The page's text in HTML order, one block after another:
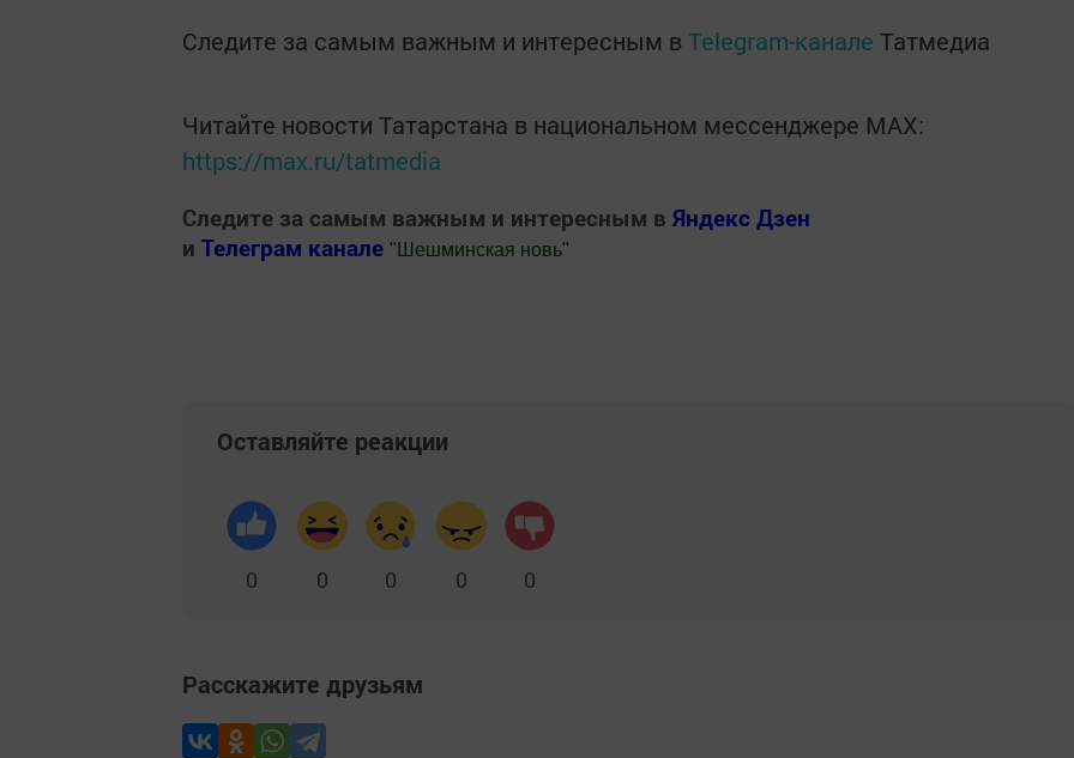
Следите за самым важным и интересным в Telegram-канале Татмедиа
Читайте новости Татарстана в национальном мессенджере MАХ:
https://max.ru/tatmedia
Следите за самым важным и интересным в Яндекс Дзен
и Телеграм канале " Шешминская новь"
Оставляйте реакции
0 0 0 0 0
Расскажите друзьям